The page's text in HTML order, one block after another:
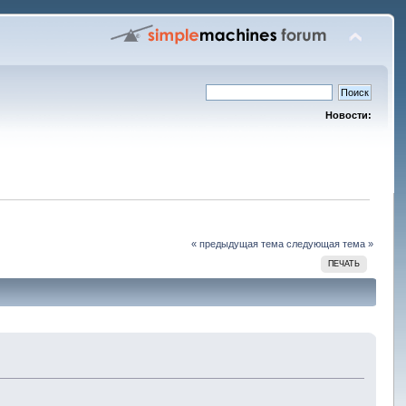
Новости:
« предыдущая тема следующая тема »
ПЕЧАТЬ